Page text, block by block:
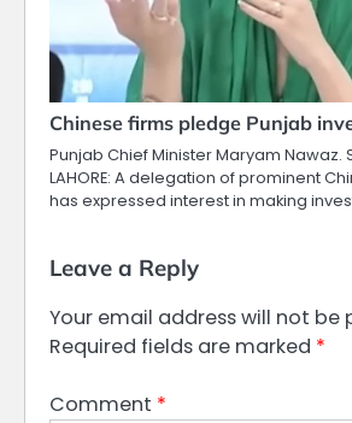
Chinese firms pledge Punjab
Punjab Chief Minister Maryam Nawaz.
LAHORE: A delegation of prominent
has expressed interest in making
Leave a Reply
Your email address will not be
Required fields are marked *
Comment *